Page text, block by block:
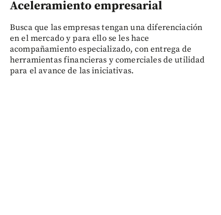
Aceleramiento empresarial
Busca que las empresas tengan una diferenciación
en el mercado y para ello se les hace
acompañamiento especializado, con entrega de
herramientas financieras y comerciales de utilidad
para el avance de las iniciativas.